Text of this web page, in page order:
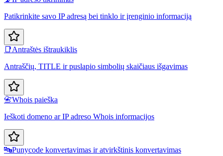
Patikrinkite savo IP adresą bei tinklo ir įrenginio informaciją
📑Antraštės ištraukiklis
Antraščių, TITLE ir puslapio simbolių skaičiaus išgavimas
📇Whois paieška
Ieškoti domeno ar IP adreso Whois informacijos
🔤Punycode konvertavimas ir atvirkštinis konvertavimas